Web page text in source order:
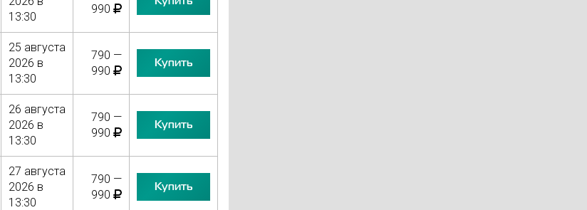
13:30
990
25 августа
2026 в
13:30
790 —
990
Купить
26 августа
2026 в
13:30
790 —
990
Купить
27 августа
2026 в
13:30
790 —
990
Купить